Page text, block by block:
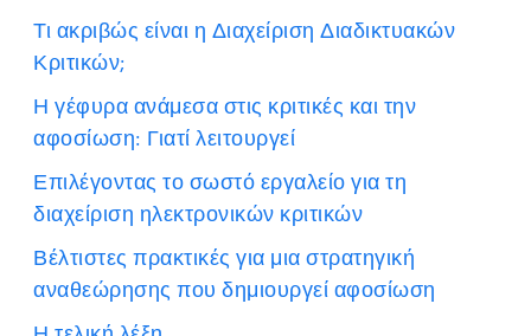
Τι ακριβώς είναι η Διαχείριση Διαδικτυακών
Κριτικών;
Η γέφυρα ανάμεσα στις κριτικές και την
αφοσίωση: Γιατί λειτουργεί
Επιλέγοντας το σωστό εργαλείο για τη
διαχείριση ηλεκτρονικών κριτικών
Βέλτιστες πρακτικές για μια στρατηγική
αναθεώρησης που δημιουργεί αφοσίωση